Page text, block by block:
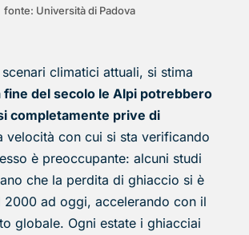
fonte: Università di Padova
climatici attuali, si stima
fine del secolo le Alpi potrebbero
completamente prive di
velocità con cui si sta verificando
è preoccupante: alcuni studi
che la perdita di ghiaccio si è
2000 ad oggi, accelerando con il
globale. Ogni estate i ghiacciai